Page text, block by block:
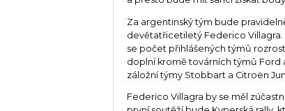
Za argentinský tým bude
devětatřicetiletý Federico
se počet přihlášených týmů
doplní kromě továrních týmů Ford
záložní týmy Stobbart a Citroën
Federico Villagra by se měl